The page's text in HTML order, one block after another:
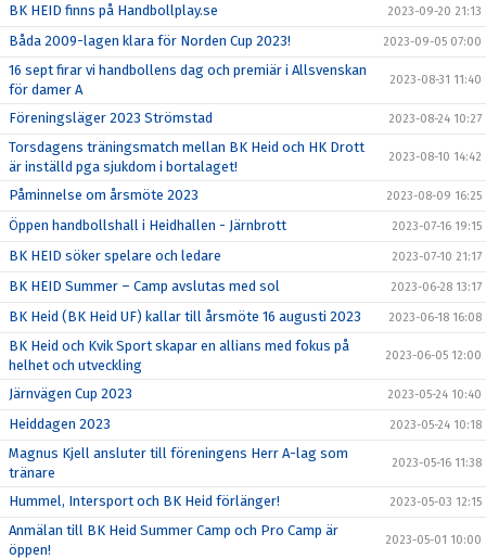
BK HEID finns på Handbollplay.se 2023-09-20 21:13
Båda 2009-lagen klara för Norden Cup 2023! 2023-09-05 07:00
16 sept firar vi handbollens dag och premiär i Allsvenskan
för damer A
2023-08-31 11:40
Föreningsläger 2023 Strömstad 2023-08-24 10:27
Torsdagens träningsmatch mellan BK Heid och HK Drott
är inställd pga sjukdom i bortalaget!
2023-08-10 14:42
Påminnelse om årsmöte 2023 2023-08-09 16:25
Öppen handbollshall i Heidhallen - Järnbrott 2023-07-16 19:15
BK HEID söker spelare och ledare 2023-07-10 21:17
BK HEID Summer – Camp avslutas med sol 2023-06-28 13:17
BK Heid (BK Heid UF) kallar till årsmöte 16 augusti 2023 2023-06-18 16:08
BK Heid och Kvik Sport skapar en allians med fokus på
helhet och utveckling
2023-06-05 12:00
Järnvägen Cup 2023 2023-05-24 10:40
Heiddagen 2023 2023-05-24 10:18
Magnus Kjell ansluter till föreningens Herr A-lag som
tränare
2023-05-16 11:38
Hummel, Intersport och BK Heid förlänger! 2023-05-03 12:15
Anmälan till BK Heid Summer Camp och Pro Camp är
öppen!
2023-05-01 10:00